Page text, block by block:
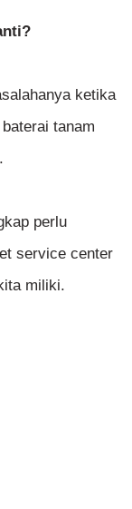
ketika
tanam
perlu
service center
miliki.